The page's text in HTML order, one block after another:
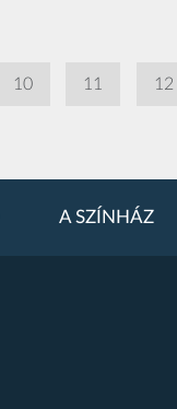
10 11 12
A SZÍNHÁZ